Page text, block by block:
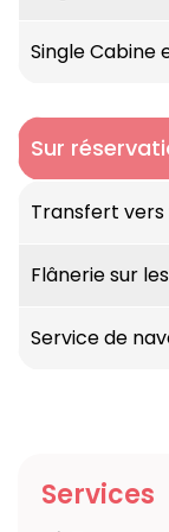
Année de
Ponts :Pont
Wifi gratuit
Single Cabine
Sur
Transfert
Flânerie sur
Service de
Services